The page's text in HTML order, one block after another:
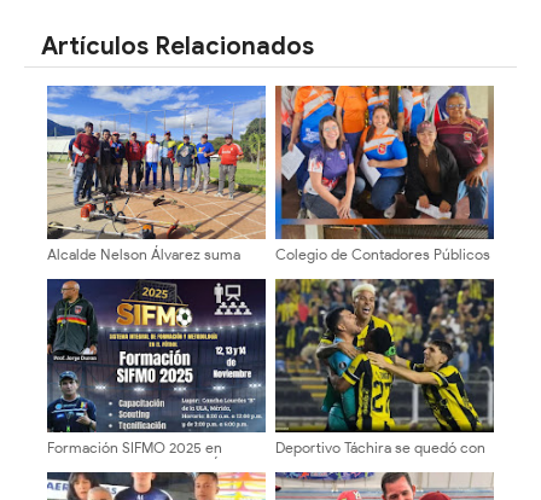
Artículos Relacionados
Alcalde Nelson Álvarez suma
Sóftbol Sub 23 “Por Amor a
Mérida”
Colegio de Contadores Públicos
participación en los Juegos
Nacionales
Formación SIFMO 2025 en
Mérida: Capacitación de Élite
para Entrenadores y Futbolistas
Deportivo Táchira se quedó con